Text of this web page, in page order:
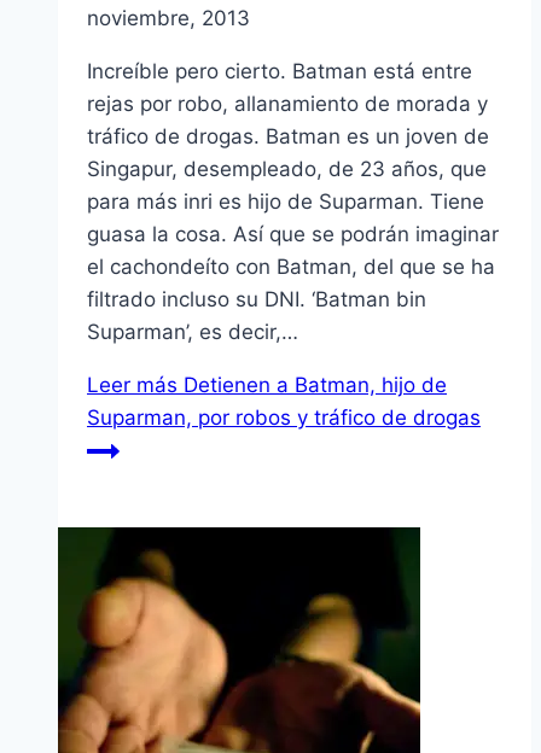
noviembre, 2013
Increíble pero cierto. Batman está entre
rejas por robo, allanamiento de morada y
tráfico de drogas. Batman es un joven de
Singapur, desempleado, de 23 años, que
para más inri es hijo de Suparman. Tiene
guasa la cosa. Así que se podrán imaginar
el cachondeíto con Batman, del que se ha
filtrado incluso su DNI. ‘Batman bin
Suparman’, es decir,…
Leer más Detienen a Batman, hijo de
Suparman, por robos y tráfico de drogas